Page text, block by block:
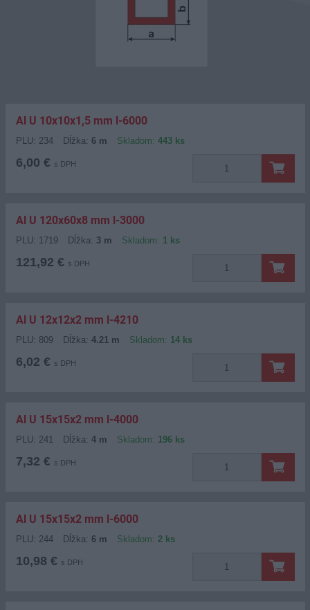
Al U 10x10x1,5 mm l-6000
PLU: 234 Dĺžka: 6 m Skladom: 443 ks
6,00 € s DPH
Al U 120x60x8 mm l-3000
PLU: 1719 Dĺžka: 3 m Skladom: 1 ks
121,92 € s DPH
Al U 12x12x2 mm l-4210
PLU: 809 Dĺžka: 4.21 m Skladom: 14 ks
6,02 € s DPH
Al U 15x15x2 mm l-4000
PLU: 241 Dĺžka: 4 m Skladom: 196 ks
7,32 € s DPH
Al U 15x15x2 mm l-6000
PLU: 244 Dĺžka: 6 m Skladom: 2 ks
10,98 € s DPH